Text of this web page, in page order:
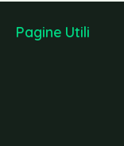
Pagine Utili